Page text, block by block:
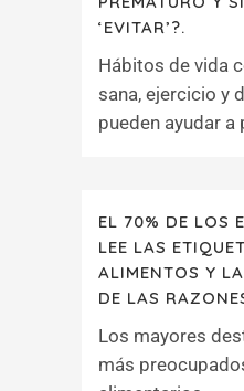
‘EVITAR’?.
Hábitos de vida
sana, ejercicio y
pueden ayudar a
EL 70% DE LOS
LEE LAS
ALIMENTOS Y
DE LAS
Los mayores
más